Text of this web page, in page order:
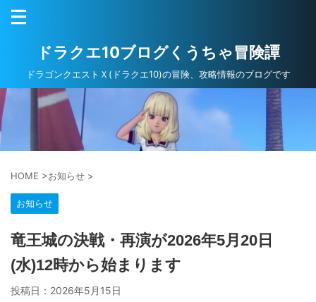
ドラクエ10ブログくうちゃ冒険譚
ドラゴンクエストＸ(ドラクエ10)の冒険、攻略情報のブログです
HOME >お知らせ >
お知らせ
竜王城の決戦・再演が2026年5月20日
(水)12時から始まります
投稿日： 2026年5月15日